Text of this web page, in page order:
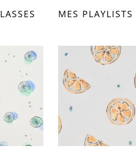
MES PLAYLISTS